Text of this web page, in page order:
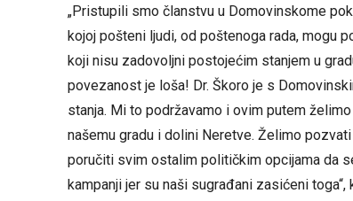
„Pristupili smo članstvu u Domovinskome
kojoj pošteni ljudi, od poštenoga rada, mogu
koji nisu zadovoljni postojećim stanjem u
povezanost je loša! Dr. Škoro je s
stanja. Mi to podržavamo i ovim putem
našemu gradu i dolini Neretve. Želimo
poručiti svim ostalim političkim opcijama da
kampanji jer su naši sugrađani zasićeni toga“,